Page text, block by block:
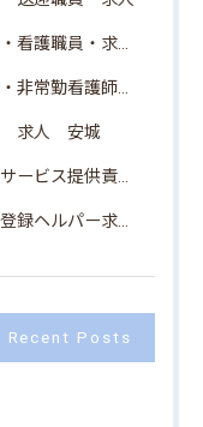
員・求人・安城市
看護師求人・安城
求人 安城
責任者・安城市・求人
パー求人・安城市
Recent Posts